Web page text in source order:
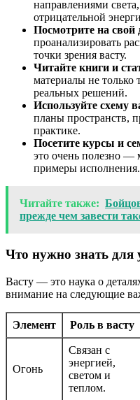
направлениями
отрицательной
Посмотрите на свой
проанализировать
точки зрения васту.
Читайте книги и
материалы не только
реальных решений.
Используйте схему
планы пространств,
практике.
Посетите курсы и
это очень полезно —
примеры исполнения.
Читайте также:
прежде чем завести
Что нужно знать для
Васту — это наука о
внимание на следующие
Элемент Роль в васту
Огонь
Связан с
энергией,
светом и
теплом.